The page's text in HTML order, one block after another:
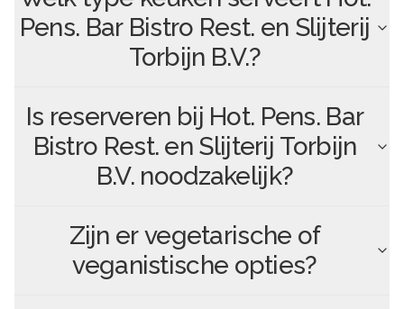
Pens. Bar Bistro Rest. en Slijterij
Torbijn B.V.?
Is reserveren bij Hot. Pens. Bar
Bistro Rest. en Slijterij Torbijn
B.V. noodzakelijk?
Zijn er vegetarische of
veganistische opties?